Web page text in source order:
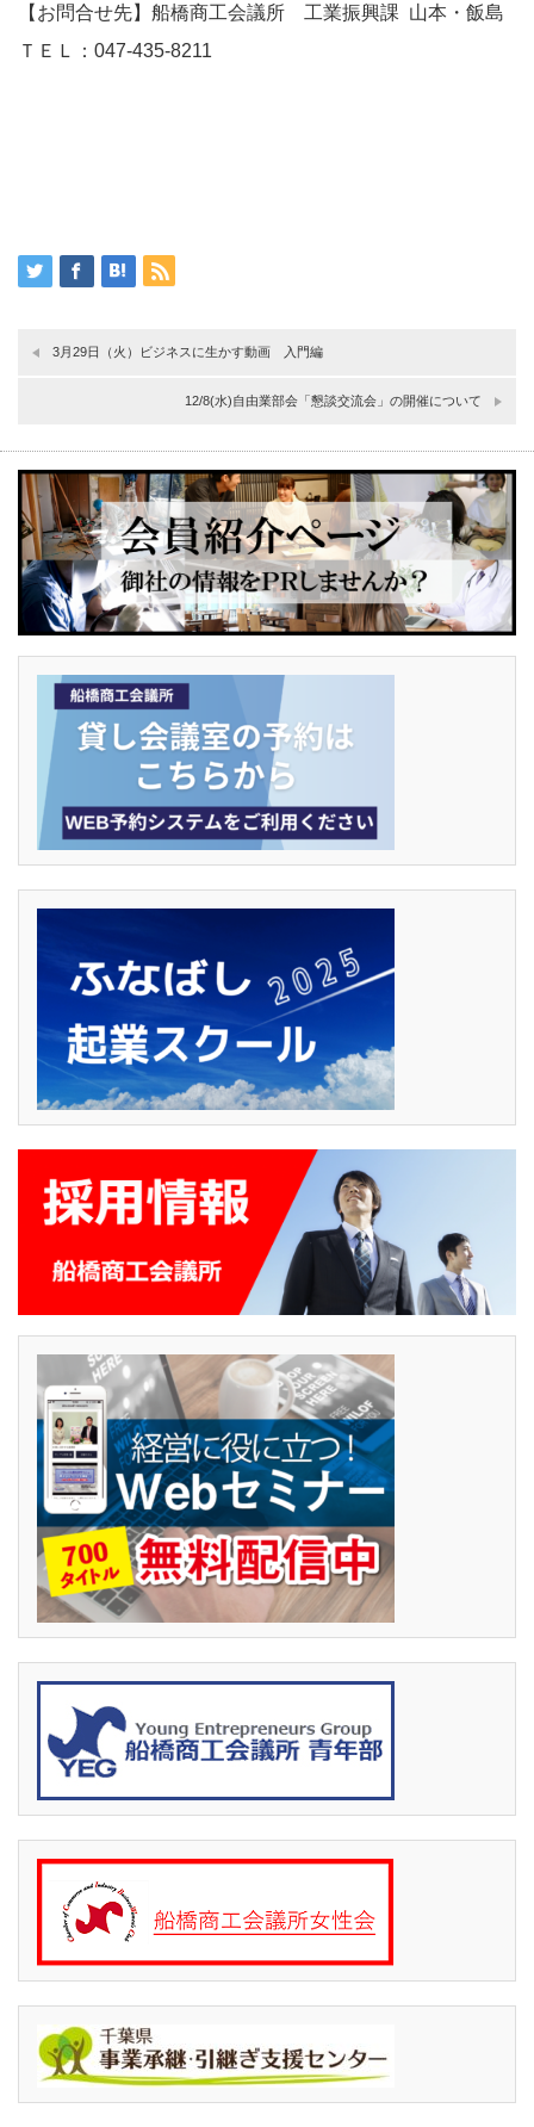
【お問合せ先】船橋商工会議所 工業振興課 山本・飯島
ＴＥＬ：047-435-8211
3月29日（火）ビジネスに生かす動画 入門編
12/8(水)自由業部会「懇談交流会」の開催について